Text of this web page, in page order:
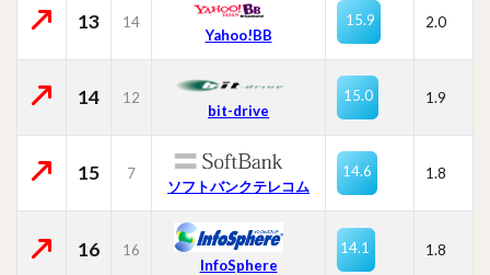
13 14
Yahoo!BB
15.9 2.0
14 12
bit-drive
15.0 1.9
15 7
ソフトバンクテレコム
14.6 1.8
16
16
InfoSphere
14.1 1.8